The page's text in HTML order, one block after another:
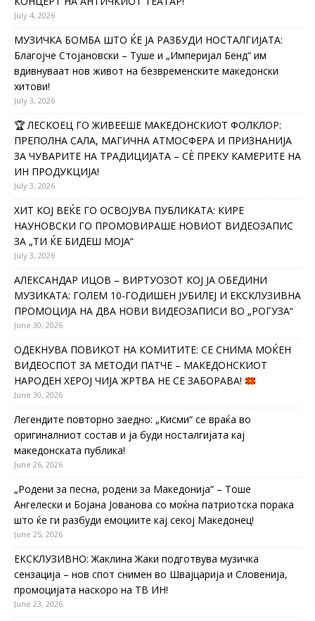
July 4, 2026
МУЗИЧКА БОМБА ШТО ЌЕ ЈА РАЗБУДИ НОСТАЛГИЈАТА:
Благојче Стојановски – Туше и „Империјал Бенд“ им
вдивнуваат нов живот на безвременските македонски
хитови!
July 3, 2026
🏆 ЛЕСКОЕЦ ГО ЖИВЕЕШЕ МАКЕДОНСКИОТ ФОЛКЛОР:
ПРЕПОЛНА САЛА, МАГИЧНА АТМОСФЕРА И ПРИЗНАНИЈА
ЗА ЧУВАРИТЕ НА ТРАДИЦИЈАТА – СÈ ПРЕКУ КАМЕРИТЕ НА
ИН ПРОДУКЦИЈА!
July 3, 2026
ХИТ КОЈ ВЕЌЕ ГО ОСВОЈУВА ПУБЛИКАТА: КИРЕ
НАУНОВСКИ ГО ПРОМОВИРАШЕ НОВИОТ ВИДЕОЗАПИС
ЗА „ТИ ЌЕ БИДЕШ МОЈА“
July 3, 2026
АЛЕКСАНДАР ИЦОВ – ВИРТУОЗОТ КОЈ ЈА ОБЕДИНИ
МУЗИКАТА: ГОЛЕМ 10-ГОДИШЕН ЈУБИЛЕЈ И ЕКСКЛУЗИВНА
ПРОМОЦИЈА НА ДВА НОВИ ВИДЕОЗАПИСИ ВО „РОГУЗА“
June 30, 2026
ОДЕКНУВА ПОВИКОТ НА КОМИТИТЕ: СЕ СНИМА МОЌЕН
ВИДЕОСПОТ ЗА МЕТОДИ ПАТЧЕ – МАКЕДОНСКИОТ
НАРОДЕН ХЕРОЈ ЧИЈА ЖРТВА НЕ СЕ ЗАБОРАВА!
June 30, 2026
Легендите повторно заедно: „Кисми“ се враќа во
оригиналниот состав и ја буди носталгијата кај
македонската публика!
June 26, 2026
„Родени за песна, родени за Македонија“ – Тоше
Ангелески и Бојана Јованова со моќна патриотска порака
што ќе ги разбуди емоциите кај секој Македонец!
June 25, 2026
ЕКСКЛУЗИВНО: Жаклина Жаки подготвува музичка
сензација – нов спот снимен во Швајцарија и Словенија,
промоцијата наскоро на ТВ ИН!
June 23, 2026